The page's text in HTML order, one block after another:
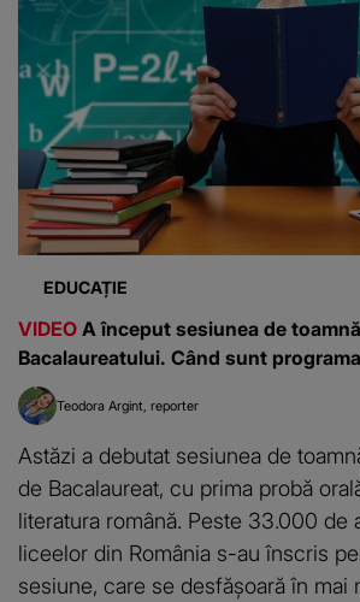
EDUCAȚIE
VIDEO A început sesiunea de
Bacalaureatului. Când sunt
Teodora Argint reporter
Astăzi a debutat sesiunea de
de Bacalaureat, cu prima probă
literatura română. Peste 33.000 de
liceelor din România s-au înscris
sesiune, care se desfășoară în mai